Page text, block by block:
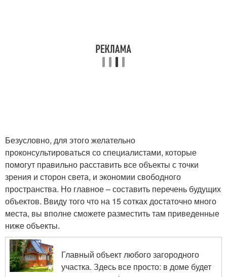
Безусловно, для этого желательно
проконсультироваться со специалистами, которые
помогут правильно расставить все объекты с точки
зрения и сторон света, и экономии свободного
пространства. Но главное – составить перечень будущих
объектов. Ввиду того что на 15 сотках достаточно много
места, вы вполне сможете разместить там приведенные
ниже объекты.
Главный объект любого загородного
участка. Здесь все просто: в доме будет